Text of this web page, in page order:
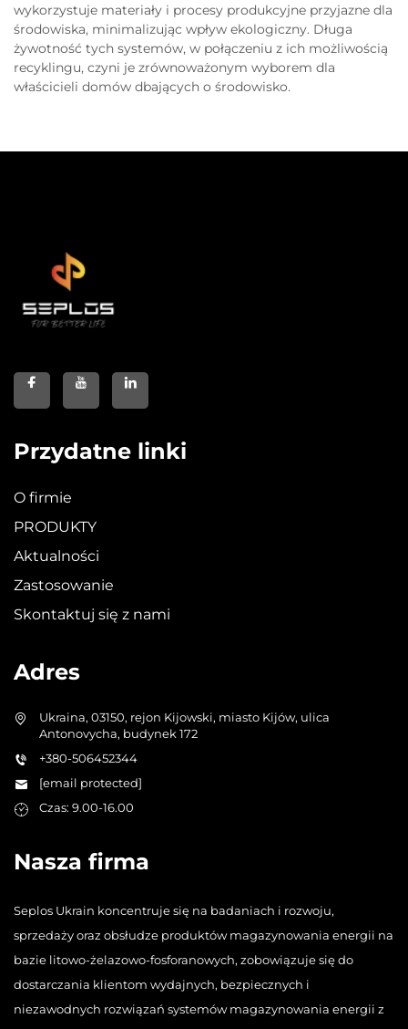
wykorzystuje materiały i procesy produkcyjne przyjazne dla
środowiska, minimalizując wpływ ekologiczny. Długa
żywotność tych systemów, w połączeniu z ich możliwością
recyklingu, czyni je zrównoważonym wyborem dla
właścicieli domów dbających o środowisko.
Przydatne linki
O firmie
PRODUKTY
Aktualności
Zastosowanie
Skontaktuj się z nami
Adres
Ukraina, 03150, rejon Kijowski, miasto Kijów, ulica
Antonovycha, budynek 172
+380-506452344
[email protected]
Czas: 9.00-16.00
Nasza firma
Seplos Ukrain koncentruje się na badaniach i rozwoju,
sprzedaży oraz obsłudze produktów magazynowania energii na
bazie litowo-żelazowo-fosforanowych, zobowiązuje się do
dostarczania klientom wydajnych, bezpiecznych i
niezawodnych rozwiązań systemów magazynowania energii z